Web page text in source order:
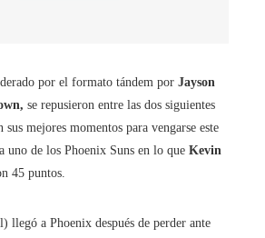
por el formato tándem por Jayson
se repusieron entre las dos siguientes
mejores momentos para vengarse este
uno de los Phoenix Suns en lo que Kevin
45 puntos.
llegó a Phoenix después de perder ante